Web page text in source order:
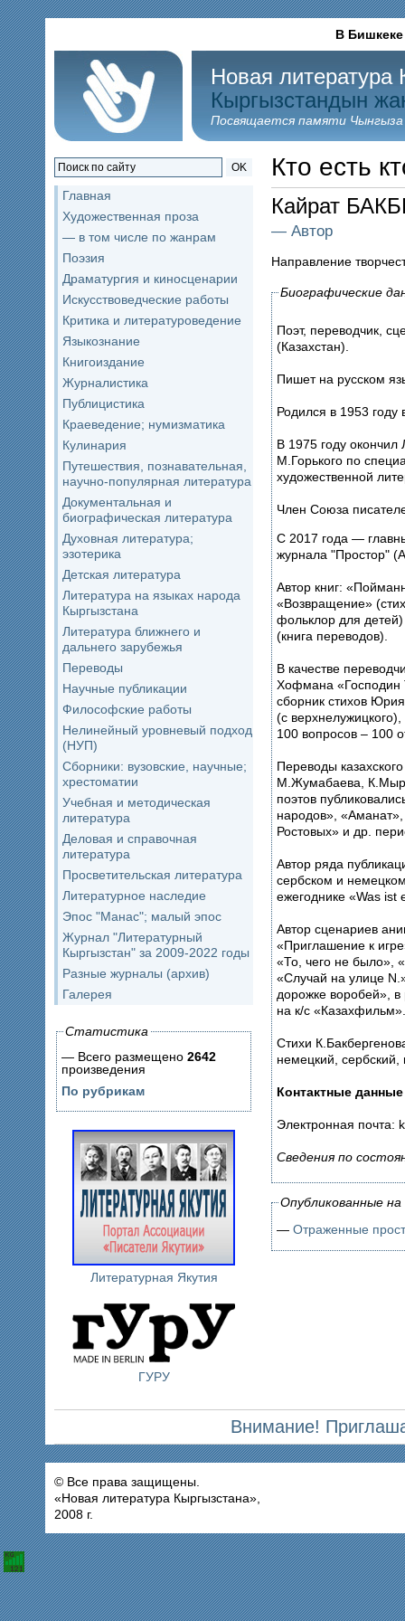
В Бишкеке
Новая литература
Кыргызстандын
Посвящается памяти
OK
Главная
Художественная проза
— в том числе по жанрам
Поэзия
Драматургия и киносценарии
Искусствоведческие работы
Критика и литературоведение
Языкознание
Книгоиздание
Журналистика
Публицистика
Краеведение; нумизматика
Кулинария
Путешествия, познавательная,
научно-популярная литература
Документальная и
биографическая литература
Духовная литература;
эзотерика
Детская литература
Литература на языках народа
Кыргызстана
Литература ближнего и
дальнего зарубежья
Переводы
Научные публикации
Философские работы
Нелинейный уровневый подход
(НУП)
Сборники: вузовские, научные;
хрестоматии
Учебная и методическая
литература
Деловая и справочная
литература
Просветительская литература
Литературное наследие
Эпос "Манас"; малый эпос
Журнал "Литературный
Кыргызстан" за 2009-2022 годы
Разные журналы (архив)
Галерея
Статистика
— Всего размещено 2642
произведения
По рубрикам
Литературная Якутия
ГУРУ
Кто есть
Кайрат
— Автор
Направление
Биографические
Поэт, переводчик,
(Казахстан).
Пишет на русском
Родился в 1953 году
В 1975 году окончил
М.Горького по
художественной
Член Союза
С 2017 года —
журнала "Простор"
Автор книг:
«Возвращение»
фольклор для
(книга переводов).
В качестве
Хофмана «Господин
сборник стихов
(с
100 вопросов – 100
Переводы
М.Жумабаева,
поэтов
народов»,
Ростовых» и др.
Автор ряда
сербском и
ежегоднике «Was ist
Автор сценариев
«Приглашение к
«То, чего не было»,
«Случай на улице
дорожке воробей»,
на к/с «Казахфильм».
Стихи
немецкий, сербский,
Контактные данные
Электронная почта:
Сведения по
Опубликованные
— Отраженные
Внимание!
© Все права защищены.
«Новая литература Кыргызстана»,
2008 г.